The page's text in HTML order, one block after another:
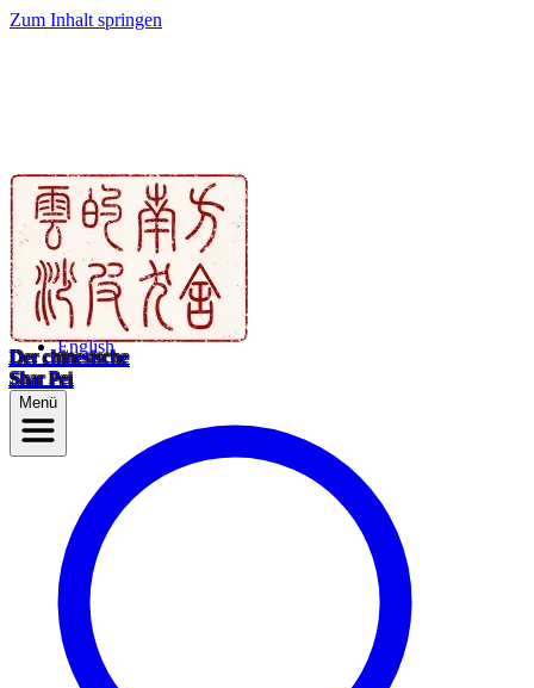
Zum Inhalt springen
Der chinesische
Shar Pei
Menü
English